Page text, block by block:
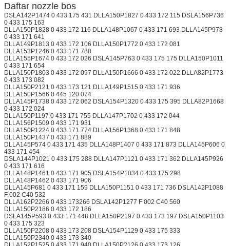
Daftar nozzle bos
DSLA142P1474 0 433 175 431 DLLA150P1827 0 433 172 115 DSLA156P736
0 433 175 163
DLLA150P1828 0 433 172 116 DLLA148P1067 0 433 171 693 DLLA145P978
0 433 171 641
DLLA149P1813 0 433 172 106 DLLA150P1772 0 433 172 081
DLLA153P1246 0 433 171 788
DLLA155P1674 0 433 172 026 DSLA145P763 0 433 175 175 DLLA150P1011
0 433 171 654
DLLA150P1803 0 433 172 097 DLLA150P1666 0 433 172 022 DLLA82P1773
0 433 173 082
DLLA150P2121 0 433 173 121 DLLA149P1515 0 433 171 936
DLLA150P1566 0 445 120 074
DLLA145P1738 0 433 172 062 DSLA154P1320 0 433 175 395 DLLA82P1668
0 433 172 024
DLLA150P1197 0 433 171 755 DLLA147P1702 0 433 172 044
DLLA156P1509 0 433 171 931
DLLA150P1224 0 433 171 774 DLLA156P1368 0 433 171 848
DLLA150P1437 0 433 171 889
DLLA145P574 0 433 171 435 DLLA148P1407 0 433 171 873 DLLA145P606 0
433 171 454
DSLA144P1021 0 433 175 288 DLLA147P1121 0 433 171 362 DLLA145P926
0 433 171 616
DLLA148P1461 0 433 171 905 DSLA154P1034 0 433 175 298
DLLA148P1462 0 433 171 906
DLLA145P681 0 433 171 159 DLLA150P1151 0 433 171 736 DSLA142P1088
F 002 C40 532
DLLA162P2266 0 433 173266 DSLA142P1277 F 002 C40 560
DLLA150P2186 0 433 172 186
DSLA145P593 0 433 171 448 DLLA150P2197 0 433 173 197 DSLA150P1103
0 433 175 323
DLLA150P2208 0 433 173 208 DSLA154P1129 0 433 175 333
DLLA150P2340 0 433 173 340